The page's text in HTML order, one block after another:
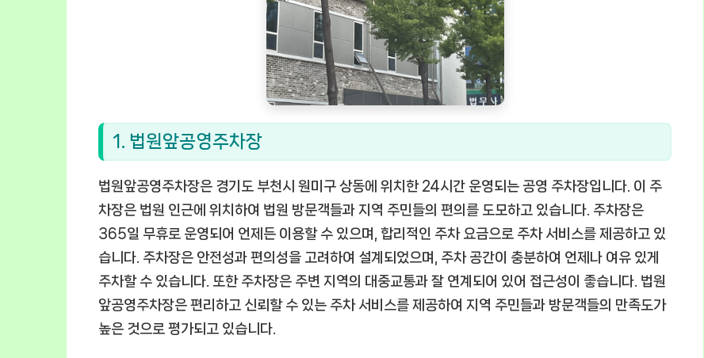
1. 법원앞공영주차장
법원앞공영주차장은 경기도 부천시 원미구 상동에 위치한 24시간 운영되는 공영 주차장입니다. 이 주
차장은 법원 인근에 위치하여 법원 방문객들과 지역 주민들의 편의를 도모하고 있습니다. 주차장은
365일 무휴로 운영되어 언제든 이용할 수 있으며, 합리적인 주차 요금으로 주차 서비스를 제공하고 있
습니다. 주차장은 안전성과 편의성을 고려하여 설계되었으며, 주차 공간이 충분하여 언제나 여유 있게
주차할 수 있습니다. 또한 주차장은 주변 지역의 대중교통과 잘 연계되어 있어 접근성이 좋습니다. 법원
앞공영주차장은 편리하고 신뢰할 수 있는 주차 서비스를 제공하여 지역 주민들과 방문객들의 만족도가
높은 것으로 평가되고 있습니다.